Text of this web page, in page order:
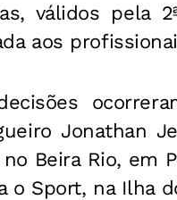
válidos pela
aos
Jonathan
Beira Rio, em
o Sport, na Ilha